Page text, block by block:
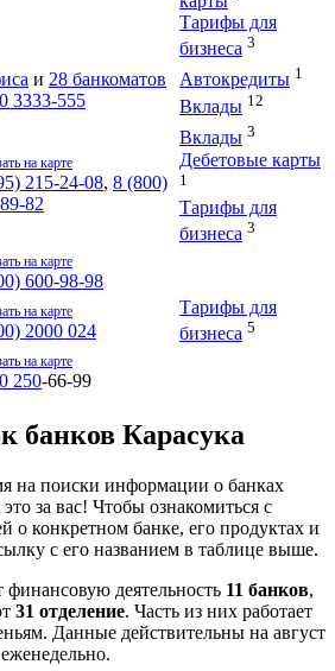
Тарифы для
бизнеса 3
и 28 банкоматов
3333-555
Автокредиты 1
Вклады 12
на карте
215-24-08, 8 (800)
82
Вклады 3
Дебетовые карты
1
Тарифы для
бизнеса 3
на карте
600-98-98
на карте
2000 024
Тарифы для
бизнеса 5
на карте
250‑66‑99
банков Карасука
на поиски информации о банках
за вас! Чтобы ознакомиться с
о конкретном банке, его продуктах и
с его названием в таблице выше.
финансовую деятельность 11 банков,
31 отделение. Часть из них работает
Данные действительны на август